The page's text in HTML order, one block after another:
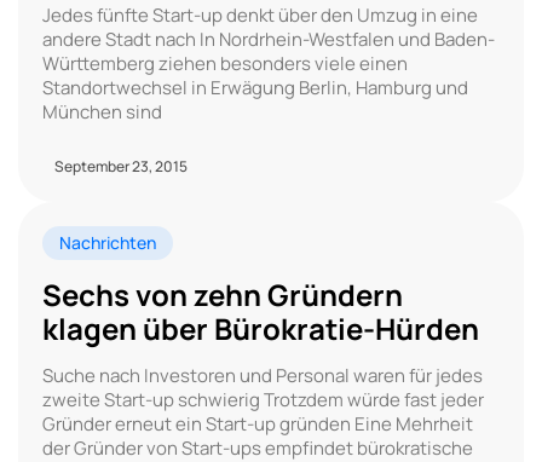
Jedes fünfte Start-up denkt über den Umzug in eine
andere Stadt nach In Nordrhein-Westfalen und Baden-
Württemberg ziehen besonders viele einen
Standortwechsel in Erwägung Berlin, Hamburg und
München sind
September 23, 2015
Nachrichten
Sechs von zehn Gründern
klagen über Bürokratie-Hürden
Suche nach Investoren und Personal waren für jedes
zweite Start-up schwierig Trotzdem würde fast jeder
Gründer erneut ein Start-up gründen Eine Mehrheit
der Gründer von Start-ups empfindet bürokratische